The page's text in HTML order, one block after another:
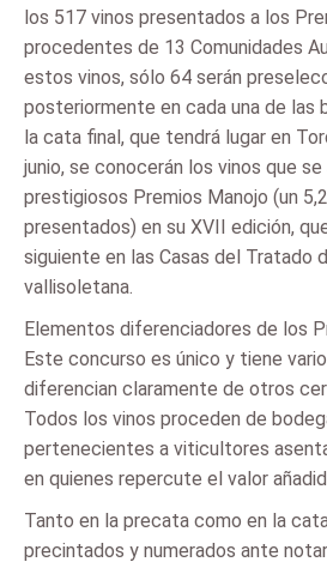
los 517 vinos presentados a los
procedentes de 13 Comunidades
estos vinos, sólo 64 serán
posteriormente en cada una de las
la cata final, que tendrá lugar en
junio, se conocerán los vinos que
prestigiosos Premios Manojo (un
presentados) en su XVII edición,
siguiente en las Casas del Tratado
vallisoletana.
Elementos diferenciadores de los
Este concurso es único y tiene
diferencian claramente de otros
Todos los vinos proceden de
pertenecientes a viticultores
en quienes repercute el valor
Tanto en la precata como en la
precintados y numerados ante